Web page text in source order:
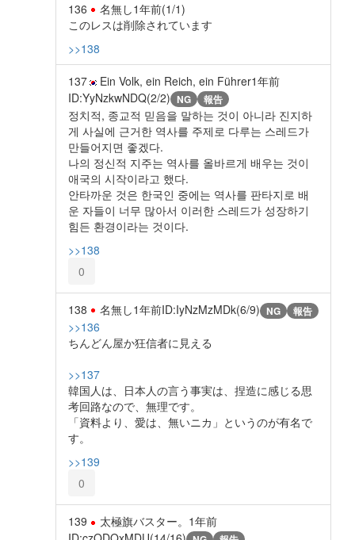
136 名無し1年前(1/1)
このレスは削除されています
>>138
137 Ein Volk, ein Reich, ein Führer1年前
ID:YyNzkwNDQ(2/2) NG 報告
정치적, 종교적 믿음을 말하는 것이 아니라 진지하
게 사실에 근거한 역사를 주제로 다루는 스레드가
만들어지면 좋겠다.
나의 정신적 지주는 역사를 올바르게 배우는 것이
애국의 시작이라고 했다.
안타까운 것은 한국인 중에는 역사를 판타지로 배
운 자들이 너무 많아서 이러한 스레드가 성장하기
힘든 환경이라는 것이다.
>>138
0
138 名無し1年前ID:IyNzMzMDk(6/9) NG 報告
>>136
ちんどん屋か狂信者に見える
>>137
韓国人は、日本人の言う事実は、捏造に感じる思
考回路なので、無理です。
「資料より、愛は、無いニカ」というのが有名で
す。
>>139
0
139 太極旗バスター。 1年前